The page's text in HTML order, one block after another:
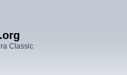
Classic